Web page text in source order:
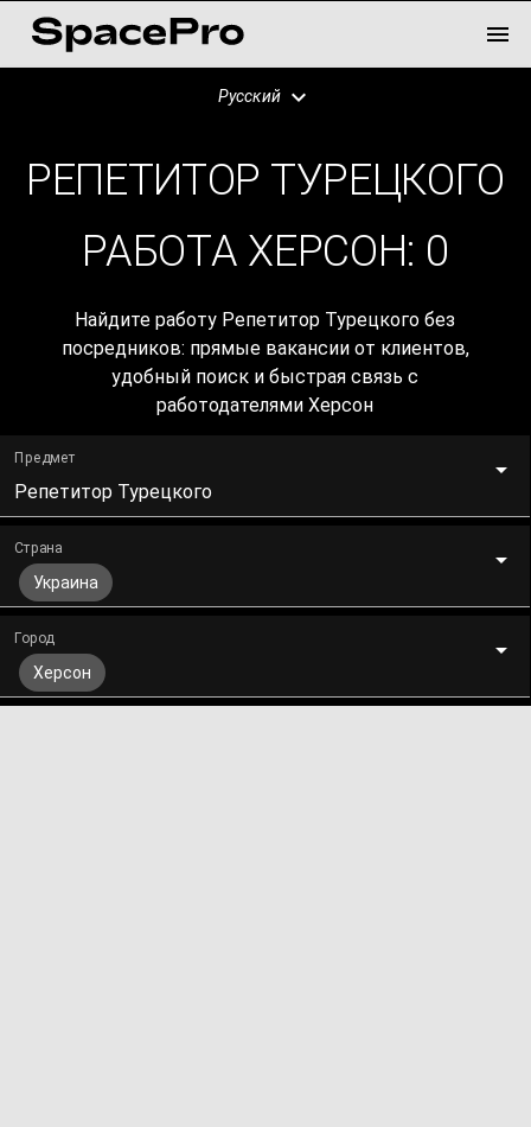
Русский
РЕПЕТИТОР ТУРЕЦКОГО
РАБОТА ХЕРСОН: 0
Найдите работу Репетитор Турецкого без
посредников: прямые вакансии от клиентов,
удобный поиск и быстрая связь с
работодателями Херсон
Предмет
Репетитор Турецкого
Страна
Украина
Город
Херсон